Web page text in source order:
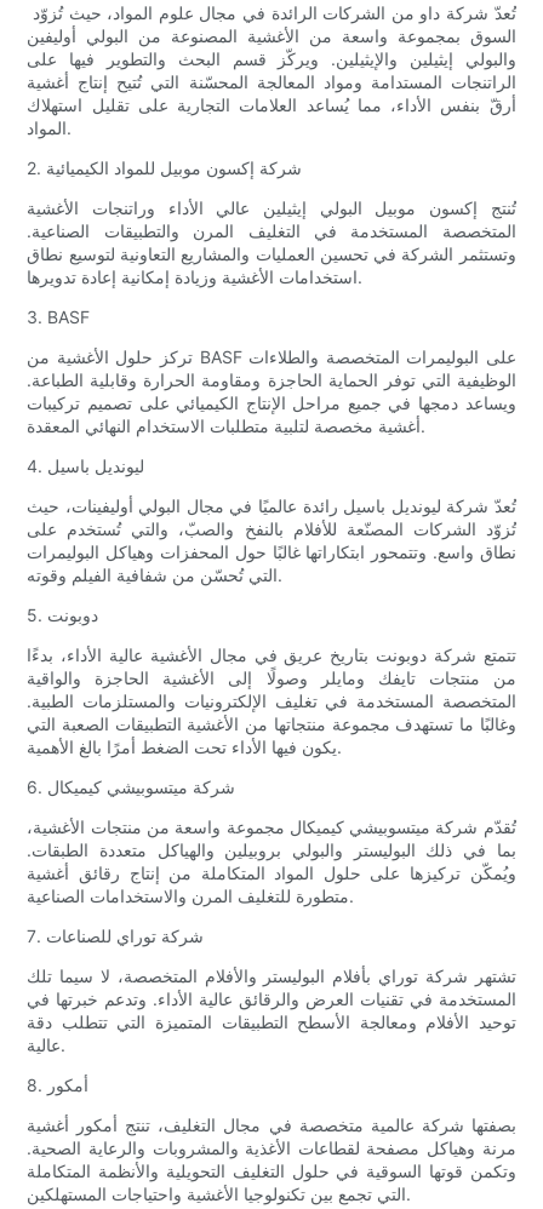
تُعدّ شركة داو من الشركات الرائدة في مجال علوم المواد، حيث تُزوّد ​​
السوق بمجموعة واسعة من الأغشية المصنوعة من البولي أوليفين
والبولي إيثيلين والإيثيلين. ويركّز قسم البحث والتطوير فيها على
الراتنجات المستدامة ومواد المعالجة المحسّنة التي تُتيح إنتاج أغشية
أرقّ بنفس الأداء، مما يُساعد العلامات التجارية على تقليل استهلاك
المواد.
2. شركة إكسون موبيل للمواد الكيميائية
تُنتج إكسون موبيل البولي إيثيلين عالي الأداء وراتنجات الأغشية
المتخصصة المستخدمة في التغليف المرن والتطبيقات الصناعية.
وتستثمر الشركة في تحسين العمليات والمشاريع التعاونية لتوسيع نطاق
استخدامات الأغشية وزيادة إمكانية إعادة تدويرها.
3. BASF
تركز حلول الأغشية من BASF على البوليمرات المتخصصة والطلاءات
الوظيفية التي توفر الحماية الحاجزة ومقاومة الحرارة وقابلية الطباعة.
ويساعد دمجها في جميع مراحل الإنتاج الكيميائي على تصميم تركيبات
أغشية مخصصة لتلبية متطلبات الاستخدام النهائي المعقدة.
4. ليونديل باسيل
تُعدّ شركة ليونديل باسيل رائدة عالميًا في مجال البولي أوليفينات، حيث
تُزوّد ​​الشركات المصنّعة للأفلام بالنفخ والصبّ، والتي تُستخدم على
نطاق واسع. وتتمحور ابتكاراتها غالبًا حول المحفزات وهياكل البوليمرات
التي تُحسّن من شفافية الفيلم وقوته.
5. دوبونت
تتمتع شركة دوبونت بتاريخ عريق في مجال الأغشية عالية الأداء، بدءًا
من منتجات تايفك ومايلر وصولًا إلى الأغشية الحاجزة والواقية
المتخصصة المستخدمة في تغليف الإلكترونيات والمستلزمات الطبية.
وغالبًا ما تستهدف مجموعة منتجاتها من الأغشية التطبيقات الصعبة التي
يكون فيها الأداء تحت الضغط أمرًا بالغ الأهمية.
6. شركة ميتسوبيشي كيميكال
تُقدّم شركة ميتسوبيشي كيميكال مجموعة واسعة من منتجات الأغشية،
بما في ذلك البوليستر والبولي بروبيلين والهياكل متعددة الطبقات.
ويُمكّن تركيزها على حلول المواد المتكاملة من إنتاج رقائق أغشية
متطورة للتغليف المرن والاستخدامات الصناعية.
7. شركة توراي للصناعات
تشتهر شركة توراي بأفلام البوليستر والأفلام المتخصصة، لا سيما تلك
المستخدمة في تقنيات العرض والرقائق عالية الأداء. وتدعم خبرتها في
توحيد الأفلام ومعالجة الأسطح التطبيقات المتميزة التي تتطلب دقة
عالية.
8. أمكور
بصفتها شركة عالمية متخصصة في مجال التغليف، تنتج أمكور أغشية
مرنة وهياكل مصفحة لقطاعات الأغذية والمشروبات والرعاية الصحية.
وتكمن قوتها السوقية في حلول التغليف التحويلية والأنظمة المتكاملة
التي تجمع بين تكنولوجيا الأغشية واحتياجات المستهلكين.